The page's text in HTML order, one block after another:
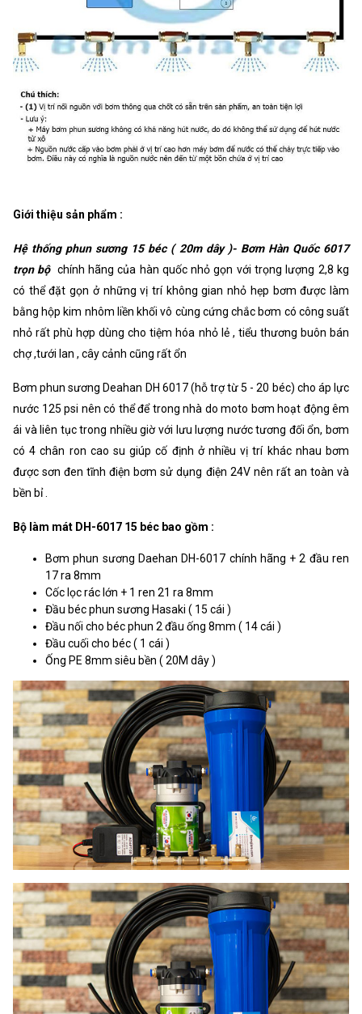
Giới thiệu sản phẩm :
Hệ thống phun sương 15 béc ( 20m dây )- Bơm Hàn Quốc 6017
trọn bộ chính hãng của hàn quốc nhỏ gọn với trọng lượng 2,8 kg
có thể đặt gọn ở những vị trí không gian nhỏ hẹp bơm được làm
bằng hộp kim nhôm liền khối vô cùng cứng chắc bơm có công suất
nhỏ rất phù hợp dùng cho tiệm hóa nhỏ lẻ , tiểu thương buôn bán
chợ ,tưới lan , cây cảnh cũng rất ổn
Bơm phun sương Deahan DH 6017 (hỗ trợ từ 5 - 20 béc) cho áp lực
nước 125 psi nên có thể để trong nhà do moto bơm hoạt động êm
ái và liên tục trong nhiều giờ với lưu lượng nước tương đối ổn, bơm
có 4 chân ron cao su giúp cố định ở nhiều vị trí khác nhau bơm
được sơn đen tĩnh điện bơm sử dụng điện 24V nên rất an toàn và
bền bỉ .
Bộ làm mát DH-6017 15 béc bao gồm :
Bơm phun sương Daehan DH-6017 chính hãng + 2 đầu ren
17 ra 8mm
Cốc lọc rác lớn + 1 ren 21 ra 8mm
Đầu béc phun sương Hasaki ( 15 cái )
Đầu nối cho béc phun 2 đầu ống 8mm ( 14 cái )
Đầu cuối cho béc ( 1 cái )
Ống PE 8mm siêu bền ( 20M dây )